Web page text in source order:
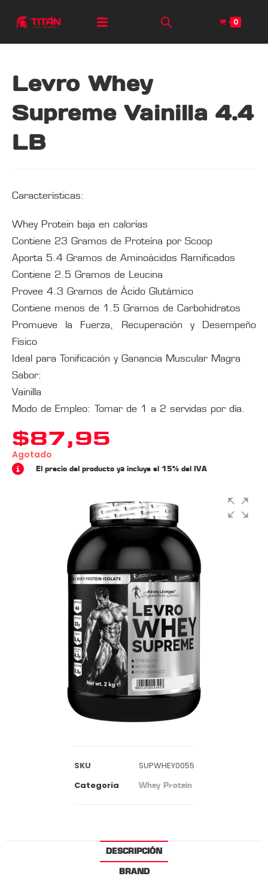
0
Levro Whey
Supreme Vainilla 4.4
LB
Características:
Whey Protein baja en calorías
Contiene 23 Gramos de Proteína por Scoop
Aporta 5.4 Gramos de Aminoácidos Ramificados
Contiene 2.5 Gramos de Leucina
Provee 4.3 Gramos de Ácido Glutámico
Contiene menos de 1.5 Gramos de Carbohidratos
Promueve la Fuerza, Recuperación y Desempeño
Físico
Ideal para Tonificación y Ganancia Muscular Magra
Sabor:
Vainilla
Modo de Empleo: Tomar de 1 a 2 servidas por día.
$87,95
Agotado
El precio del producto ya incluye el 15% del IVA
SKU
SUPWHEY0055
Categoria
Whey Protein
DESCRIPCIÓN
BRAND